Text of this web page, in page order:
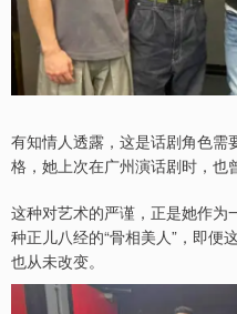
有知情人透露，这是话剧角色需
格，她上次在广州演话剧时，也
这种对艺术的严谨，正是她作为
种正儿八经的“骨相美人”，即便
也从未改变。